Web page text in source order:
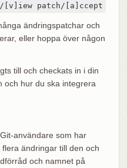
patch/[a]ccept all
ändringspatchar och
eller hoppa över någon
till och checkats in i din
och hur du ska integrera
som har
ändringar till den och
och namnet på